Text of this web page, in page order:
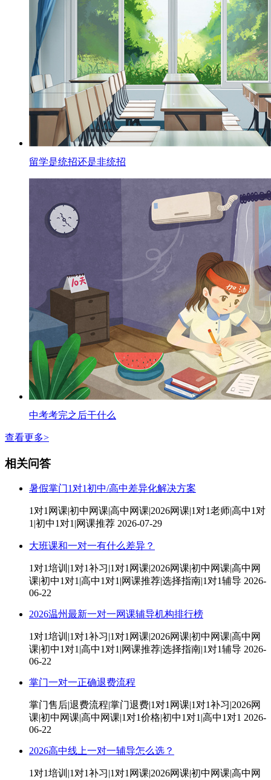
留学是统招还是非统招
中考考完之后干什么
查看更多>
相关问答
暑假掌门1对1初中/高中差异化解决方案
1对1网课|初中网课|高中网课|2026网课|1对1老师|高中1对
1|初中1对1|网课推荐 2026-07-29
大班课和一对一有什么差异？
1对1培训|1对1补习|1对1网课|2026网课|初中网课|高中网
课|初中1对1|高中1对1|网课推荐|选择指南|1对1辅导 2026-
06-22
2026温州最新一对一网课辅导机构排行榜
1对1培训|1对1补习|1对1网课|2026网课|初中网课|高中网
课|初中1对1|高中1对1|网课推荐|选择指南|1对1辅导 2026-
06-22
掌门一对一正确退费流程
掌门售后|退费流程|掌门退费|1对1网课|1对1补习|2026网
课|初中网课|高中网课|1对1价格|初中1对1|高中1对1 2026-
06-22
2026高中线上一对一辅导怎么选？
1对1培训|1对1补习|1对1网课|2026网课|初中网课|高中网